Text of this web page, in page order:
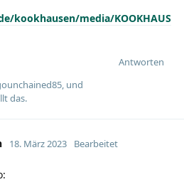
kookhausen/media/KOOKHAUS
Antworten
, und
das.
18. März 2023 Bearbeitet